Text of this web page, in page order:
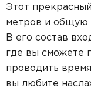
Этот
метров и общую
В его состав
где вы сможете
проводить
вы любите